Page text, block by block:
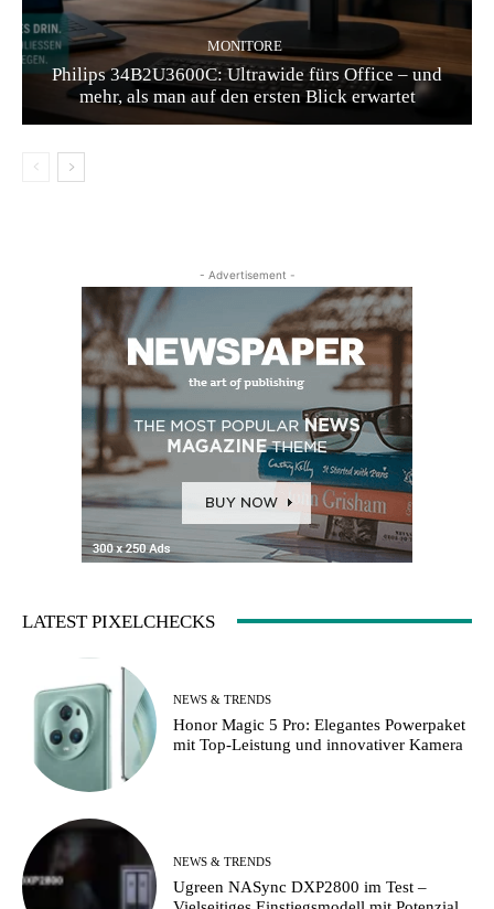
MONITORE
Philips 34B2U3600C: Ultrawide fürs Office – und
mehr, als man auf den ersten Blick erwartet
- Advertisement -
LATEST PIXELCHECKS
NEWS & TRENDS
Honor Magic 5 Pro: Elegantes Powerpaket
mit Top-Leistung und innovativer Kamera
NEWS & TRENDS
Ugreen NASync DXP2800 im Test –